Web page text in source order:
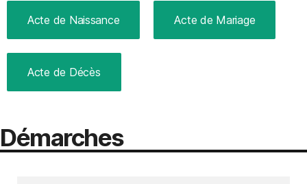
Acte de Naissance Acte de Mariage
Acte de Décès
Démarches